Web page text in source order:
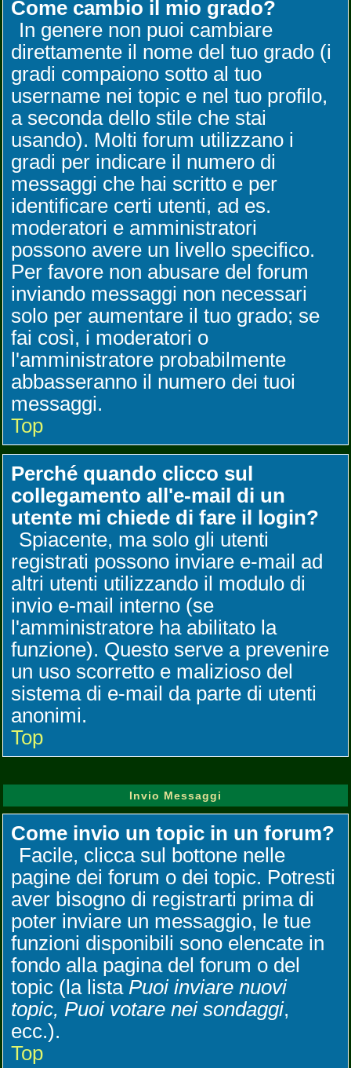
Come cambio il mio grado?
In genere non puoi cambiare
direttamente il nome del tuo grado (i
gradi compaiono sotto al tuo
username nei topic e nel tuo profilo,
a seconda dello stile che stai
usando). Molti forum utilizzano i
gradi per indicare il numero di
messaggi che hai scritto e per
identificare certi utenti, ad es.
moderatori e amministratori
possono avere un livello specifico.
Per favore non abusare del forum
inviando messaggi non necessari
solo per aumentare il tuo grado; se
fai così, i moderatori o
l'amministratore probabilmente
abbasseranno il numero dei tuoi
messaggi.
Top
Perché quando clicco sul
collegamento all'e-mail di un
utente mi chiede di fare il login?
Spiacente, ma solo gli utenti
registrati possono inviare e-mail ad
altri utenti utilizzando il modulo di
invio e-mail interno (se
l'amministratore ha abilitato la
funzione). Questo serve a prevenire
un uso scorretto e malizioso del
sistema di e-mail da parte di utenti
anonimi.
Top
Invio Messaggi
Come invio un topic in un forum?
Facile, clicca sul bottone nelle
pagine dei forum o dei topic. Potresti
aver bisogno di registrarti prima di
poter inviare un messaggio, le tue
funzioni disponibili sono elencate in
fondo alla pagina del forum o del
topic (la lista Puoi inviare nuovi
topic, Puoi votare nei sondaggi,
ecc.).
Top